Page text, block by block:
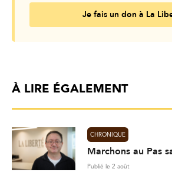
Je fais un don à La
À LIRE ÉGALEMENT
CHRONIQUE
Marchons au Pas
Publié le 2 août